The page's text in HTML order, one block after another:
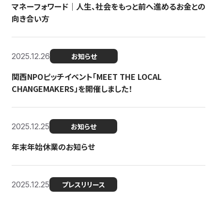
マネーフォワード｜人生、社会をもっと前へ進めるお金との
向き合い方
2025.12.26 お知らせ
関西NPOピッチイベント「MEET THE LOCAL
CHANGEMAKERS」を開催しました！
2025.12.25 お知らせ
年末年始休業のお知らせ
2025.12.25 プレスリリース